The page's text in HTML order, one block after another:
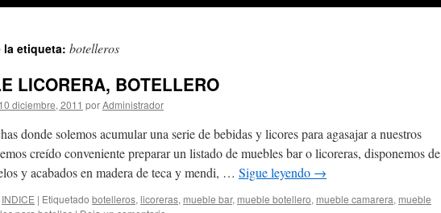
etiqueta: botelleros
LICORERA, BOTELLERO
10 diciembre, 2011 porAdministrador
donde solemos acumular una serie de bebidas y licores para agasajar a nuestros
creído conveniente preparar un listado de muebles bar o licoreras, disponemos de
y acabados en madera de teca y mendi, … Sigue leyendo →
INDICE | Etiquetado botelleros, licoreras, mueble bar, mueble botellero, mueble camarera, mueble